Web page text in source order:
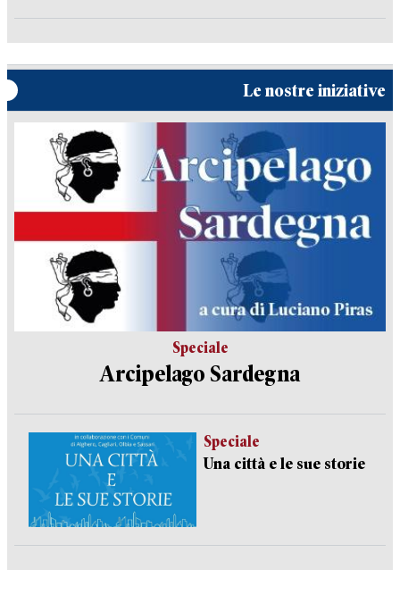
Le nostre iniziative
Speciale
Arcipelago Sardegna
Speciale
Una città e le sue storie